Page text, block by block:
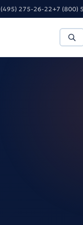
275-26-22+7 (800)